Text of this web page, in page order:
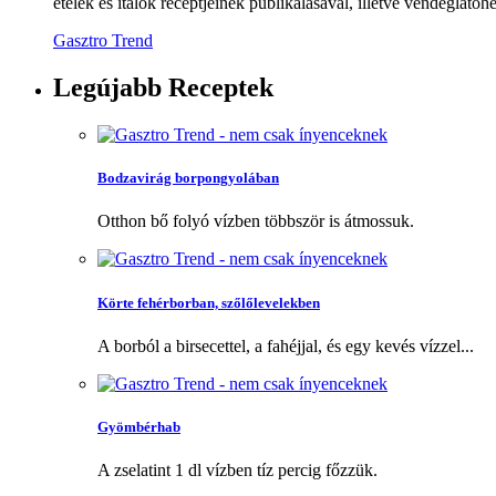
Gasztro Trend
Legújabb Receptek
Bodzavirág borpongyolában
Otthon bő folyó vízben többször is átmossuk.
Körte fehérborban, szőlőlevelekben
A borból a birsecettel, a fahéjjal, és egy kevés vízzel...
Gyömbérhab
A zselatint 1 dl vízben tíz percig főzzük.